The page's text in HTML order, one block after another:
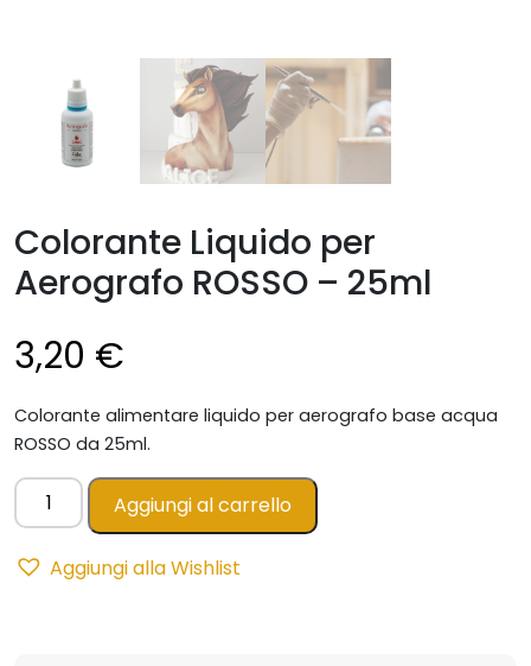
Colorante Liquido per
Aerografo ROSSO – 25ml
3,20 €
Colorante alimentare liquido per aerografo base acqua
ROSSO da 25ml.
Colorante
Liquido
Aerografo
Aggiungi al carrello
Aggiungi alla Wishlist